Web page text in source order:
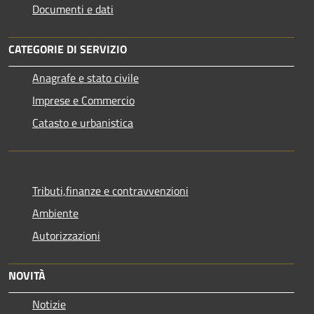
Documenti e dati
CATEGORIE DI SERVIZIO
Anagrafe e stato civile
Imprese e Commercio
Catasto e urbanistica
Tributi,finanze e contravvenzioni
Ambiente
Autorizzazioni
NOVITÀ
Notizie